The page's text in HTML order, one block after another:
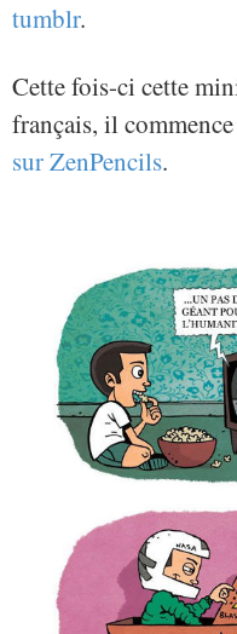
tumblr.
Cette fois-ci cette
français, il
sur ZenPencils.